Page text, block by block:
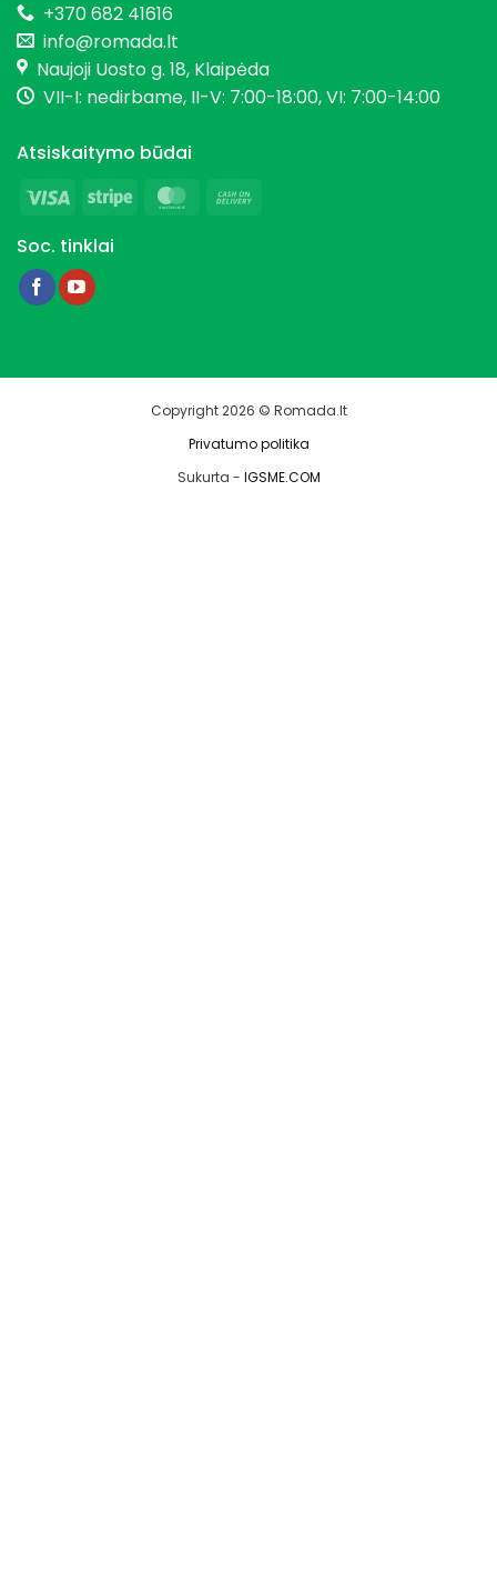
+370 682 41616
info@romada.lt
Naujoji Uosto g. 18, Klaipėda
VII-I: nedirbame, II-V: 7:00-18:00, VI: 7:00-14:00
Atsiskaitymo būdai
Visa
Stripe MasterCard
Soc. tinklai
Copyright 2026 © Romada.lt
Privatumo politika
Sukurta - IGSME.COM